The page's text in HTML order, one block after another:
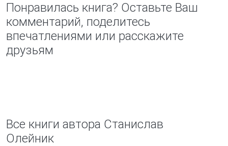
Понравилась книга? Оставьте Ваш
комментарий, поделитесь
впечатлениями или расскажите
друзьям
Все книги автора Станислав
Олейник